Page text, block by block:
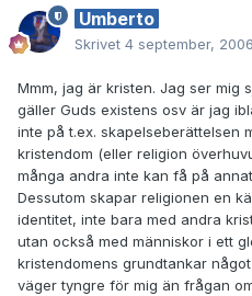
Umberto
Skrivet 4 september, 2006
Mmm, jag är kristen. Jag ser mig
gäller Guds existens osv är jag
inte på t.ex. skapelseberättelsen
kristendom (eller religion
många andra inte kan få på
Dessutom skapar religionen en
identitet, inte bara med andra
utan också med människor i ett
kristendomens grundtankar
väger tyngre för mig än frågan